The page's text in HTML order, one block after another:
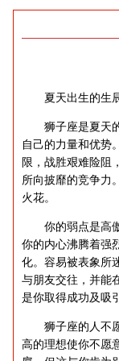
夏天出生的生辰
狮子座是夏天的
自己的力量和优势
限，战胜艰难险阻
所向披靡的竞争力
火花。
你的弱点是高傲
你的内心沸腾着强
化。容易被表象所
与朋友交往，并能
是你取得成功及吸
狮子座的人不愿
高的理想使你不愿